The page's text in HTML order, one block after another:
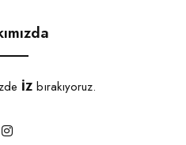
İZbırakıyoruz.